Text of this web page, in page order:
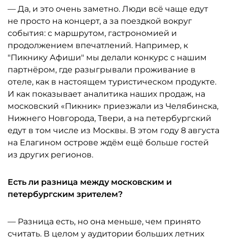
— Да, и это очень заметно. Люди всё чаще едут
не просто на концерт, а за поездкой вокруг
события: с маршрутом, гастрономией и
продолжением впечатлений. Например, к
"Пикнику Афиши" мы делали конкурс с нашим
партнёром, где разыгрывали проживание в
отеле, как в настоящем туристическом продукте.
И как показывает аналитика наших продаж, на
московский «Пикник» приезжали из Челябинска,
Нижнего Новгорода, Твери, а на петербургский
едут в том числе из Москвы. В этом году 8 августа
на Елагином острове ждём ещё больше гостей
из других регионов.
Есть ли разница между московским и
петербургским зрителем?
— Разница есть, но она меньше, чем принято
считать. В целом у аудитории больших летних